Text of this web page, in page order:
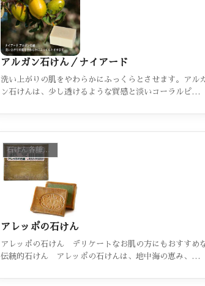
アルガン石けん／ナイアード
洗い上がりの肌をやわらかにふっくらとさせます。アル
ン石けんは、少し透けるような質感と淡いコーラルピンク
石けん各種（カテゴリー一覧）
アレッポの石けん
アレッポの石けん デリケートなお肌の方にもおすすめ
伝統的石けん アレッポの石けんは、地中海の恵み、オリ